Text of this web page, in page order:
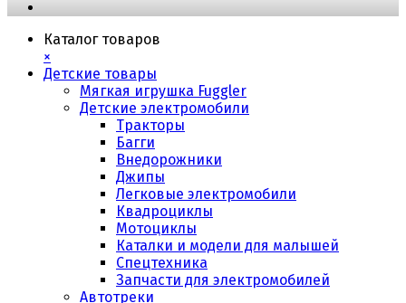
Каталог товаров
×
Детские товары
Мягкая игрушка Fuggler
Детские электромобили
Тракторы
Багги
Внедорожники
Джипы
Легковые электромобили
Квадроциклы
Мотоциклы
Каталки и модели для малышей
Спецтехника
Запчасти для электромобилей
Автотреки